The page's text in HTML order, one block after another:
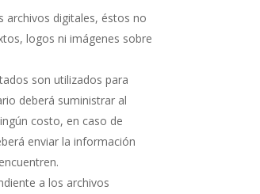
archivos digitales, éstos no
logos ni imágenes sobre
son utilizados para
deberá suministrar al
costo, en caso de
enviar la información
a los archivos